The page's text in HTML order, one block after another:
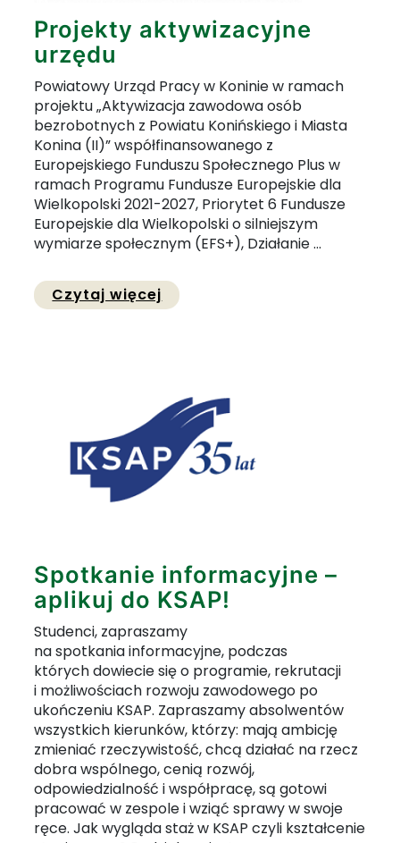
Projekty aktywizacyjne
urzędu
Powiatowy Urząd Pracy w Koninie w ramach
projektu „Aktywizacja zawodowa osób
bezrobotnych z Powiatu Konińskiego i Miasta
Konina (II)” współfinansowanego z
Europejskiego Funduszu Społecznego Plus w
ramach Programu Fundusze Europejskie dla
Wielkopolski 2021-2027, Priorytet 6 Fundusze
Europejskie dla Wielkopolski o silniejszym
wymiarze społecznym (EFS+), Działanie ...
Czytaj więcej Przejdź do pełnej
Spotkanie informacyjne –
aplikuj do KSAP!
Studenci, zapraszamy
na spotkania informacyjne, podczas
których dowiecie się o programie, rekrutacji
i możliwościach rozwoju zawodowego po
ukończeniu KSAP. Zapraszamy absolwentów
wszystkich kierunków, którzy: mają ambicję
zmieniać rzeczywistość, chcą działać na rzecz
dobra wspólnego, cenią rozwój,
odpowiedzialność i współpracę, są gotowi
pracować w zespole i wziąć sprawy w swoje
ręce. Jak wygląda staż w KSAP czyli kształcenie